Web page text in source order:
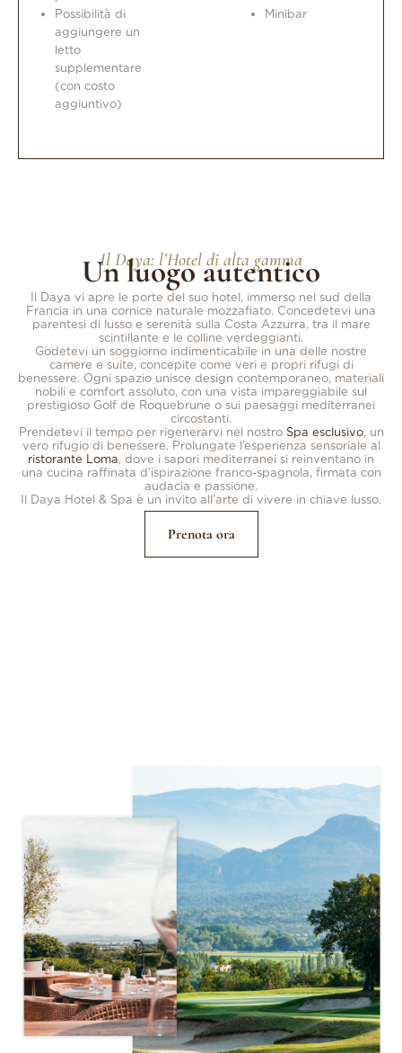
Possibilità di
aggiungere un
letto
supplementare
(con costo
aggiuntivo)
Minibar
Il Daya: l’Hotel di alta gamma
Un luogo autentico
Il Daya vi apre le porte del suo hotel, immerso nel sud della
Francia in una cornice naturale mozzafiato. Concedetevi una
parentesi di lusso e serenità sulla Costa Azzurra, tra il mare
scintillante e le colline verdeggianti.
Godetevi un soggiorno indimenticabile in una delle nostre
camere e suite, concepite come veri e propri rifugi di
benessere. Ogni spazio unisce design contemporaneo, materiali
nobili e comfort assoluto, con una vista impareggiabile sul
prestigioso Golf de Roquebrune o sui paesaggi mediterranei
circostanti.
Prendetevi il tempo per rigenerarvi nel nostro Spa esclusivo, un
vero rifugio di benessere. Prolungate l’esperienza sensoriale al
ristorante Loma, dove i sapori mediterranei si reinventano in
una cucina raffinata d’ispirazione franco-spagnola, firmata con
audacia e passione.
Il Daya Hotel & Spa è un invito all’arte di vivere in chiave lusso.
Prenota ora